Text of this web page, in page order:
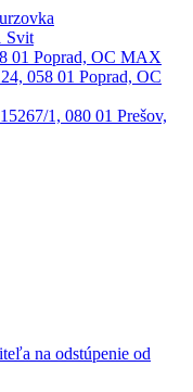
Svit
01 Poprad, OC MAX
058 01 Poprad, OC
1, 080 01 Prešov,
na odstúpenie od